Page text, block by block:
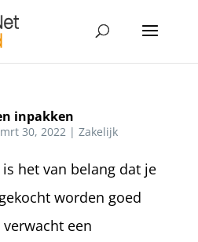
inpakken
mrt 30, 2022 |Zakelijk
het van belang dat je
worden goed
een